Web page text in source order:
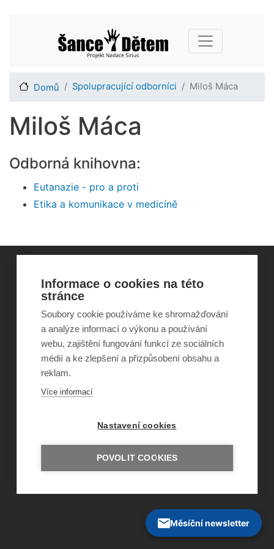
hlavnímu
obsahu
Main navigation
Domů Spolupracující odborníci Miloš Máca
Miloš Máca
Odborná knihovna:
Eutanazie - pro a proti
Etika a komunikace v medicíně
©Obecně prospěšná společnost Sirius
Šance Dětem
ISSN 1805-8876
nazory@sancedetem.cz
Odběr novinek e-mailem
Měsíční newsletter
Informace o cookies na této
stránce
Soubory cookie používáme ke shromažďování
a analýze informací o výkonu a používání
webu, zajištění fungování funkcí ze sociálních
médií a ke zlepšení a přizpůsobení obsahu a
reklam.
Více informací
Nastavení cookies
POVOLIT COOKIES